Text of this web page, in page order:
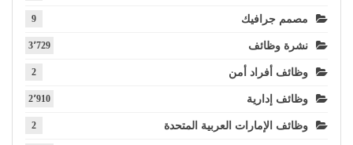
مصمم جرافيك 9
نشرة وظائف 3٬729
وظائف أفراد أمن 2
وظائف إدارية 2٬910
وظائف الإمارات العربية المتحدة 2